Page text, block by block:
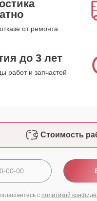
от ремонта
до 3 лет
работ и запчастей
Стоимость
с политикой